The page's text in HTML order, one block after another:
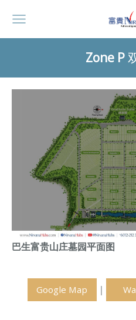
Zone P
巴生富贵山庄墓园平面图
Google Map ｜